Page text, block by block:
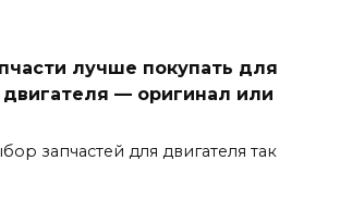
лучше покупать для
— оригинал или
запчастей для двигателя так